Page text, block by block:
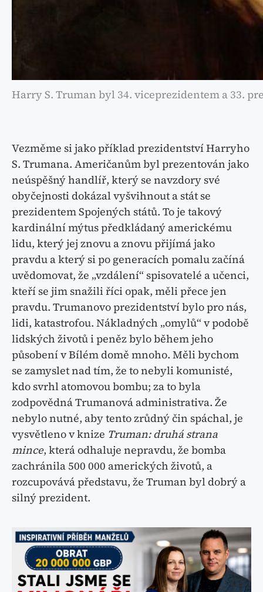
Harry S. Truman byl 34. viceprezidentem a 33.
Vezměme si jako příklad prezidentství Harryho
S. Trumana. Američanům byl prezentován jako
neúspěšný handlíř, který se navzdory své
obyčejnosti dokázal vyšvihnout a stát se
prezidentem Spojených států. To je takový
kardinální mýtus předkládaný americkému
lidu, který jej znovu a znovu přijímá jako
pravdu a který si po generacích pomalu začíná
uvědomovat, že „vzdálení“ spisovatelé a učenci,
kteří se jim snažili říci opak, měli přece jen
pravdu. Trumanovo prezidentství bylo pro nás,
lidi, katastrofou. Nákladných „omylů“ v podobě
lidských životů i peněz bylo během jeho
působení v Bílém domě mnoho. Měli bychom
se zamyslet nad tím, že to nebyli komunisté,
kdo svrhl atomovou bombu; za to byla
zodpovědná Trumanová administrativa. Že
nebylo nutné, aby tento zrůdný čin spáchal, je
vysvětleno v knize Truman: druhá strana
mince, která odhaluje nepravdu, že bomba
zachránila 500 000 amerických životů, a
rozcupovává představu, že Truman byl dobrý a
silný prezident.